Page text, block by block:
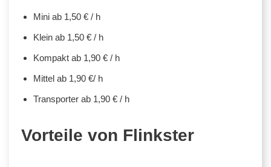
Mini ab 1,50 € / h
Klein ab 1,50 € / h
Kompakt ab 1,90 € / h
Mittel ab 1,90 €/ h
Transporter ab 1,90 € / h
Vorteile von Flinkster